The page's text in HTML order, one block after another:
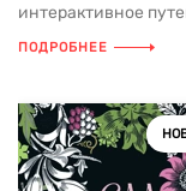
интерактивное
ПОДРОБНЕЕ